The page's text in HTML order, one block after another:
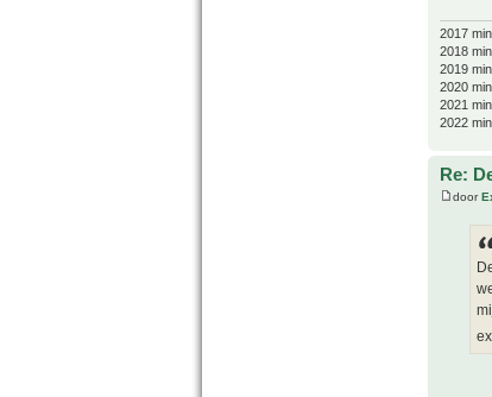
2017
2018
2019
2020
2021
2022
Re:
door